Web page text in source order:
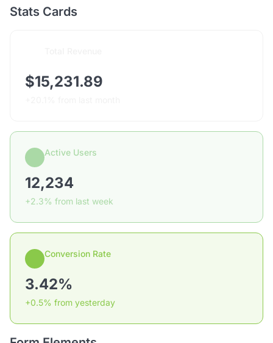
Stats Cards
$15,231.89
Active Users
12,234
+2.3% from last week
Conversion Rate
3.42%
+0.5% from yesterday